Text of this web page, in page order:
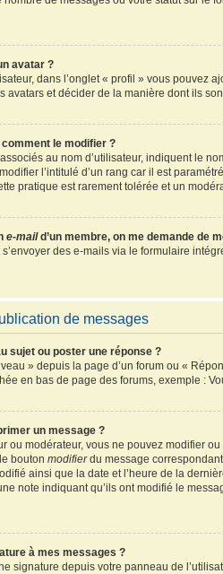
avatar ?
dans l’onglet « profil » vous pouvez
avatars et décider de la manière dont ils
comment le modifier ?
au nom d’utilisateur, indiquent le
l’intitulé d’un rang car il est
pratique est rarement tolérée et un
e-maild’un membre, on me demande de
des e-mails via le formulaire
de messages
sujet ou poster une réponse ?
» depuis la page d’un forum ou «
en bas de page des forums, exemple :
un message ?
ou modérateur, vous ne pouvez modifier
boutonmodifierdu message
ainsi que la date et l’heure de la
note indiquant qu’ils ont modifié le
à mes messages ?
signature depuis votre panneau de